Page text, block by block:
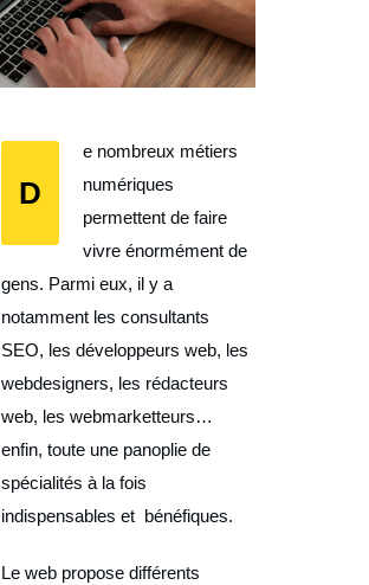
D
e nombreux métiers
numériques
permettent de faire
vivre énormément de
gens. Parmi eux, il y a
notamment les consultants
SEO, les développeurs web, les
webdesigners, les rédacteurs
web, les webmarketteurs…
enfin, toute une panoplie de
spécialités à la fois
indispensables et bénéfiques.
Le web propose différents